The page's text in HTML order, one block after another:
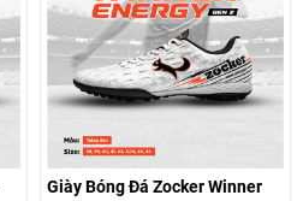
Giày Bóng Đá Zocker Winner